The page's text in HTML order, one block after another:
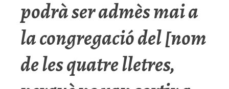
podrà ser admès mai a
la congregació del [nom
de les quatre lletres,